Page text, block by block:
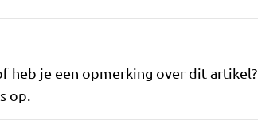
heb je een opmerking over dit artikel?
op.